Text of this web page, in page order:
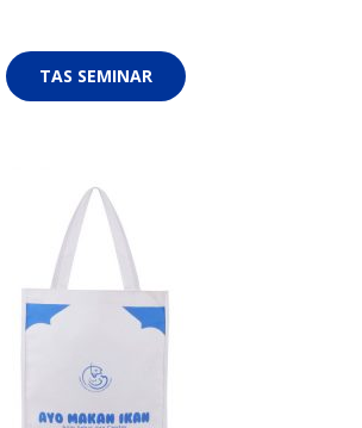
TAS SEMINAR